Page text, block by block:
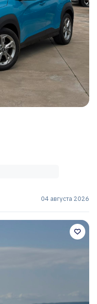
04 августа 2026